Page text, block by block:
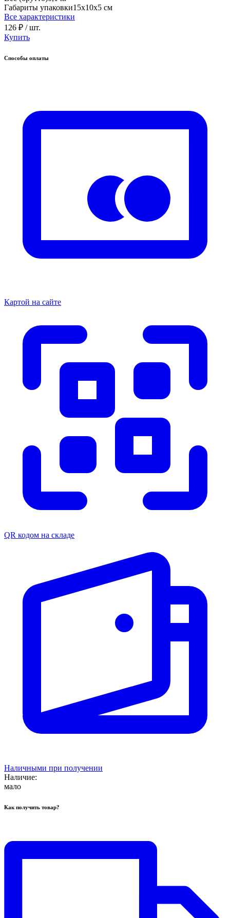
Габариты упаковки15х10х5 см
Все характеристики
126 ₽ / шт.
Купить
Способы оплаты
Картой на сайте
QR кодом на складе
Наличными при получении
Наличие:
мало
Как получить товар?